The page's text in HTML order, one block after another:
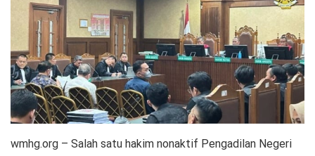
wmhg.org – Salah satu hakim nonaktif Pengadilan Negeri